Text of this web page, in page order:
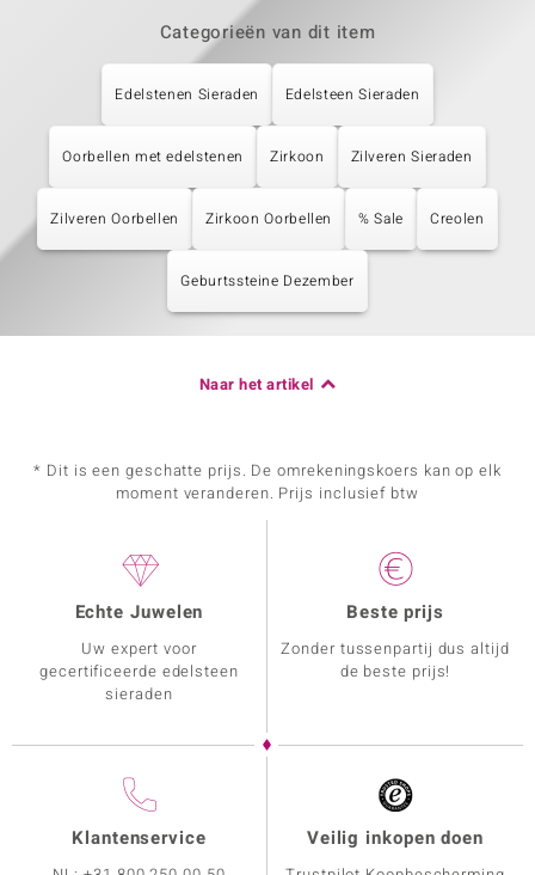
Categorieën van dit item
Edelstenen Sieraden Edelsteen Sieraden
Oorbellen met edelstenen Zirkoon Zilveren Sieraden
Zilveren Oorbellen Zirkoon Oorbellen % Sale Creolen
Geburtssteine Dezember
Naar het artikel
* Dit is een geschatte prijs. De omrekeningskoers kan op elk
moment veranderen. Prijs inclusief btw
Echte Juwelen
Uw expert voor
gecertificeerde edelsteen
sieraden
Beste prijs
Zonder tussenpartij dus altijd
de beste prijs!
Klantenservice Veilig inkopen doen